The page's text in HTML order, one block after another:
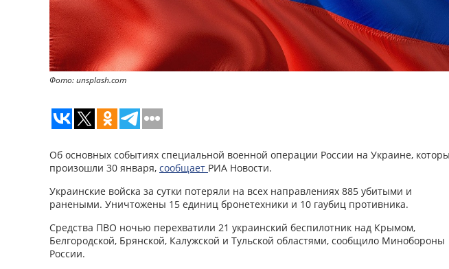
Фото: unsplash.com
Об основных событиях специальной военной операции России на Украине,
произошли 30 января, сообщает РИА Новости.
Украинские войска за сутки потеряли на всех направлениях 885 убитыми и
ранеными. Уничтожены 15 единиц бронетехники и 10 гаубиц противника.
Средства ПВО ночью перехватили 21 украинский беспилотник над Крымом,
Белгородской, Брянской, Калужской и Тульской областями, сообщило Минобороны
России.